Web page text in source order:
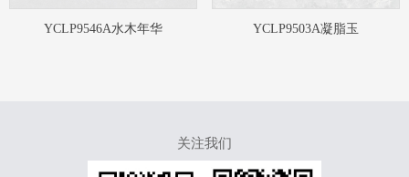
YCLP9546A水木年华 YCLP9503A凝脂玉
关注我们